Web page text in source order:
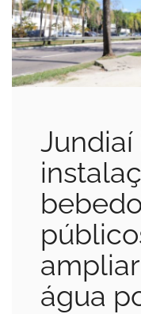
Jundiaí
água